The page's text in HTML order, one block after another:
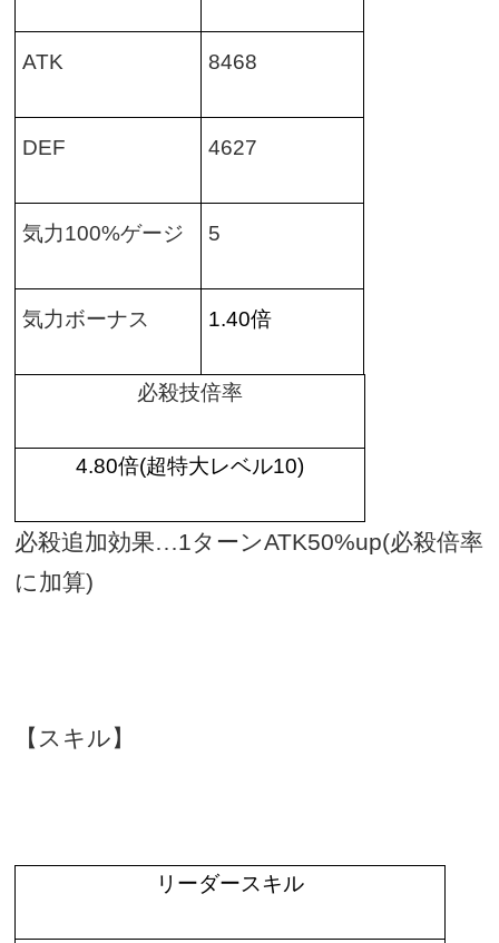
ATK 8468
DEF 4627
気力100%ゲージ 5
気力ボーナス 1.40倍
必殺技倍率
4.80倍(超特大レベル10)
必殺追加効果…1ターンATK50%up(必殺倍率
に加算)
【スキル】
リーダースキル